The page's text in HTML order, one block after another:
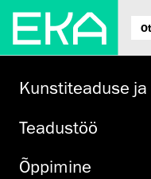
Kunstiteaduse
Teadustöö
Õppimine